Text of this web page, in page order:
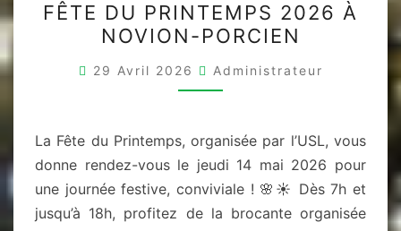
DU
PRINTEMPS
2026
À
PORCIEN
FÊTE DU PRINTEMPS 2026 À
NOVION-PORCIEN
29 Avril 2026 Administrateur
La Fête du Printemps, organisée par l’USL, vous
donne rendez-vous le jeudi 14 mai 2026 pour
une journée festive, conviviale ! 🌸☀️ Dès 7h et
jusqu’à 18h, profitez de la brocante organisée